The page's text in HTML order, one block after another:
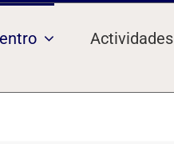
Actividades